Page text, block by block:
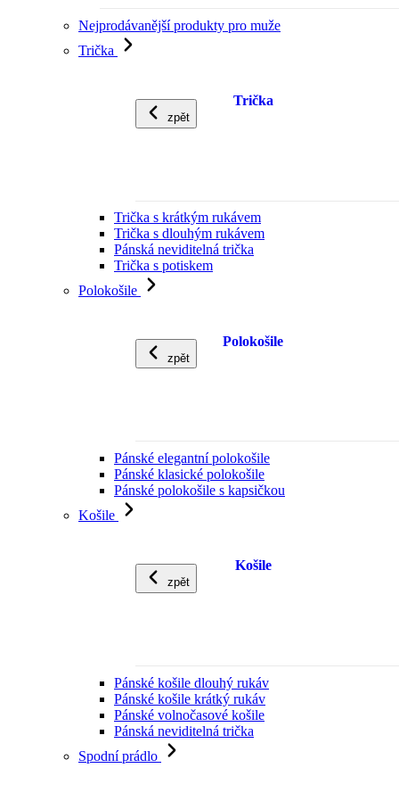
Nejprodávanější produkty pro muže
Trička
zpět
Trička
Trička s krátkým rukávem
Trička s dlouhým rukávem
Pánská neviditelná trička
Trička s potiskem
Polokošile
zpět
Polokošile
Pánské elegantní polokošile
Pánské klasické polokošile
Pánské polokošile s kapsičkou
Košile
zpět
Košile
Pánské košile dlouhý rukáv
Pánské košile krátký rukáv
Pánské volnočasové košile
Pánská neviditelná trička
Spodní prádlo